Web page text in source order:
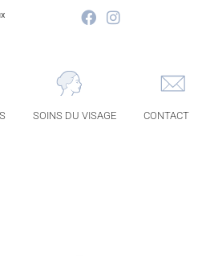
SOINS DU VISAGE CONTACT